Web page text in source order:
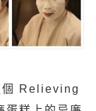
Relieving